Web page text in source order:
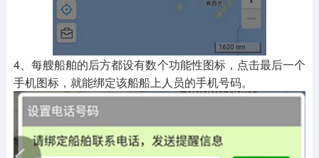
4、每艘船舶的后方都设有数个功能性图标，点击最后一个
手机图标，就能绑定该船船上人员的手机号码。